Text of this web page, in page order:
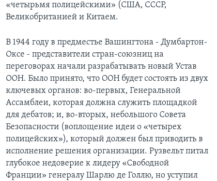
«четырьмя полицейскими» (США, СССР,
Великобританией и Китаем.
В 1944 году в предместье Вашингтона - Думбартон-
Оксе - представители стран-союзниц на
переговорах начали разрабатывать новый Устав
ООН. Было принято, что ООН будет состоять из двух
ключевых органов: во-первых, Генеральной
Ассамблеи, которая должна служить площадкой
для дебатов; и, во-вторых, небольшого Совета
Безопасности (воплощение идеи о «четырех
полицейских»), который должен был приводить в
исполнение решения организации. Рузвельт питал
глубокое недоверие к лидеру «Свободной
Франции» генералу Шарлю де Голлю, но уступил